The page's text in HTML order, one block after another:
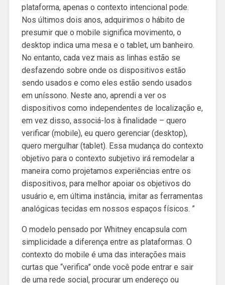
plataforma, apenas o contexto intencional pode.
Nos últimos dois anos, adquirimos o hábito de
presumir que o mobile significa movimento, o
desktop indica uma mesa e o tablet, um banheiro.
No entanto, cada vez mais as linhas estão se
desfazendo sobre onde os dispositivos estão
sendo usados e como eles estão sendo usados
em uníssono. Neste ano, aprendi a ver os
dispositivos como independentes de localização e,
em vez disso, associá-los à finalidade – quero
verificar (mobile), eu quero gerenciar (desktop),
quero mergulhar (tablet). Essa mudança do contexto
objetivo para o contexto subjetivo irá remodelar a
maneira como projetamos experiências entre os
dispositivos, para melhor apoiar os objetivos do
usuário e, em última instância, imitar as ferramentas
analógicas tecidas em nossos espaços físicos. ”
O modelo pensado por Whitney encapsula com
simplicidade a diferença entre as plataformas. O
contexto do mobile é uma das interações mais
curtas que “verifica” onde você pode entrar e sair
de uma rede social, procurar um endereço ou